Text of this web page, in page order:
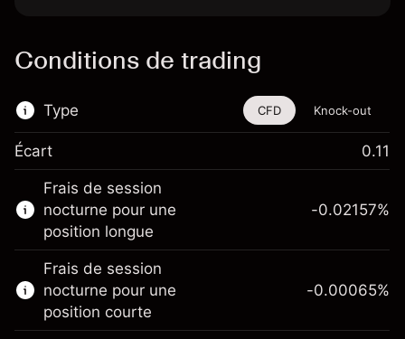
Conditions de trading
Type
Cet instrument financier est disponible pour
le trading via les CFD et les Knock-outs.
En savoir plus sur :
CFD
Knock-outs
CFD Knock-out
Écart 0.11
Frais de session
nocturne pour une
position longue
-0.02157%
Frais de session
nocturne pour une
position courte
-0.00065%